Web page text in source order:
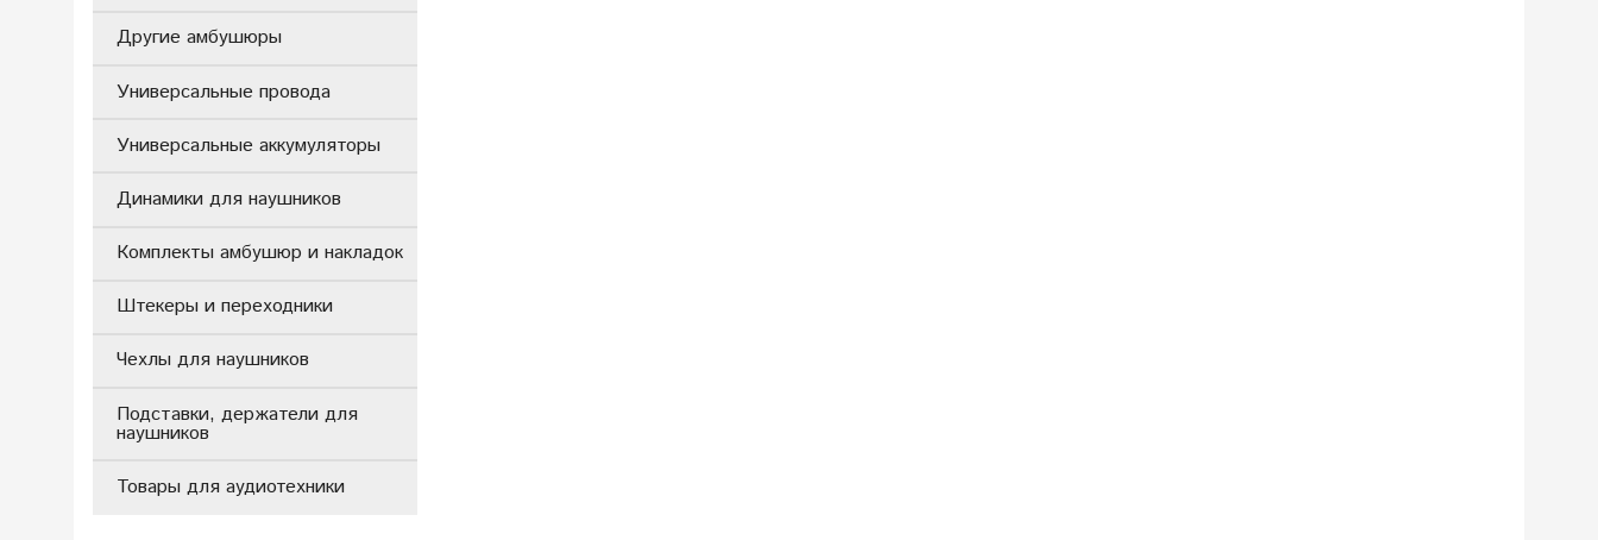
Другие амбушюры
Универсальные провода
Универсальные аккумуляторы
Динамики для наушников
Комплекты амбушюр и накладок
Штекеры и переходники
Чехлы для наушников
Подставки, держатели для
наушников
Товары для аудиотехники